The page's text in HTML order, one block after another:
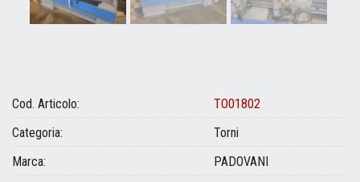
Cod. Articolo:
TO01802
Categoria:
Torni
Marca:
PADOVANI